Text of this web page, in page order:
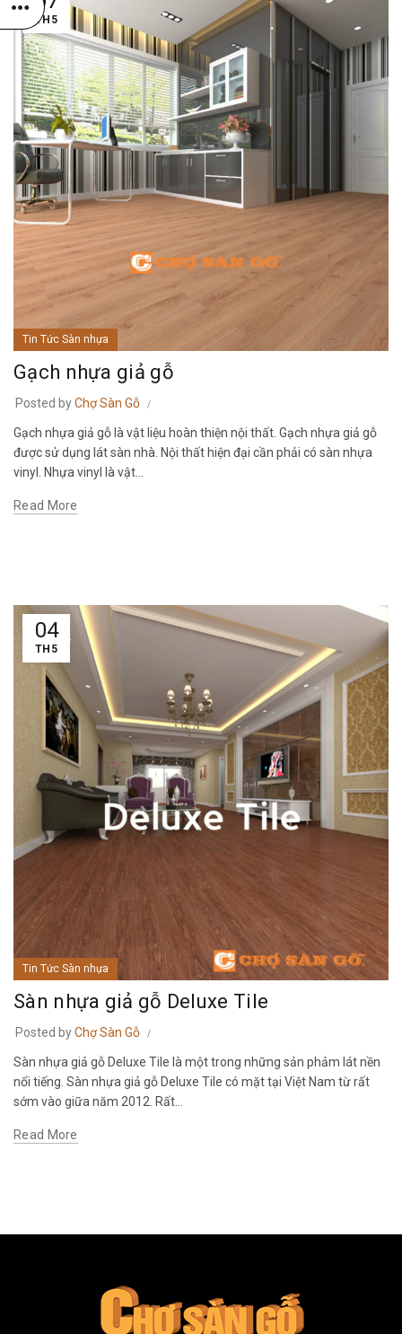
TH5
Tin Tức Sàn nhựa
Gạch nhựa giả gỗ
Posted byChợ Sàn Gỗ
Gạch nhựa giả gỗ là vật liệu hoàn thiện nội thất. Gạch nhựa giả gỗ
được sử dụng lát sàn nhà. Nội thất hiện đại cần phải có sàn nhựa
vinyl. Nhựa vinyl là vật...
Read More
04
TH5
Tin Tức Sàn nhựa
Sàn nhựa giả gỗ Deluxe Tile
Posted byChợ Sàn Gỗ
Sàn nhựa giả gỗ Deluxe Tile là một trong những sản phảm lát nền
nổi tiếng. Sàn nhựa giả gỗ Deluxe Tile có mặt tại Việt Nam từ rất
sớm vào giữa năm 2012. Rất...
Read More